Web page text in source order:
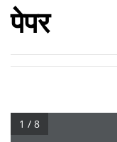
पेपर
1 / 8